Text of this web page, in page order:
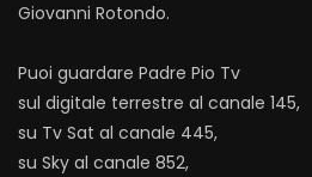
Giovanni Rotondo.
Puoi guardare Padre Pio Tv
sul digitale terrestre al canale 145,
su Tv Sat al canale 445,
su Sky al canale 852,